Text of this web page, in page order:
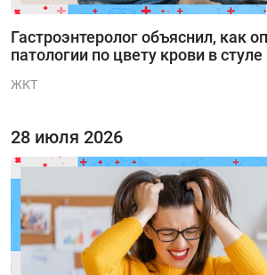
Гастроэнтеролог объяснил, как
патологии по цвету крови в стуле
ЖКТ
28 июля 2026